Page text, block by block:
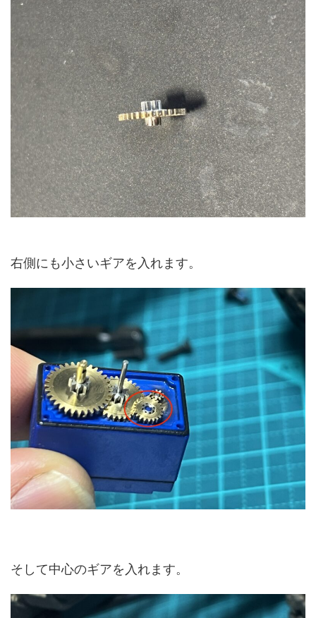
右側にも小さいギアを入れます。
そして中心のギアを入れます。